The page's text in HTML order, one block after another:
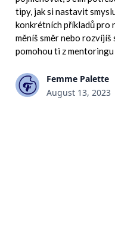
tipy, jak si nastavit
konkrétních příkladů pro
měníš směr nebo
pomohou ti z
Femme Palette
August 13, 2023